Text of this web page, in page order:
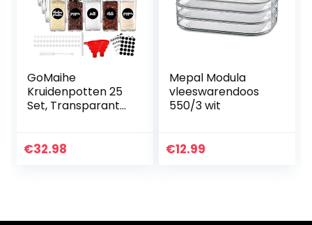
GoMaihe
Kruidenpotten 25
Set, Transparante
Deksels/Mason
€32.98
Mepal Modula
vleeswarendoos
550/3 wit
€12.99